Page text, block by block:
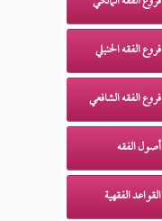
فروع الفقه الحنبلي
فروع الفقه الشافعي
أصول الفقه
القواعد الفقهية